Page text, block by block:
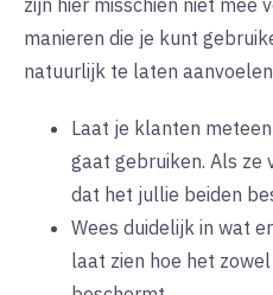
zijn hier misschien niet mee
manieren die je kunt
natuurlijk te laten
Laat je klanten
gaat gebruiken. Als ze
dat het jullie beiden
Wees duidelijk in wat
laat zien hoe het